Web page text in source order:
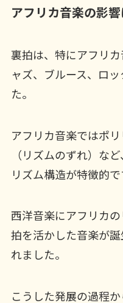
アフリカ音楽の影
裏拍は、特にアフリ
ャズ、ブルース、ロ
た。
アフリカ音楽ではポ
（リズムのずれ）な
リズム構造が特徴的で
西洋音楽にアフリカ
拍を活かした音楽が
れました。
こうした発展の過程